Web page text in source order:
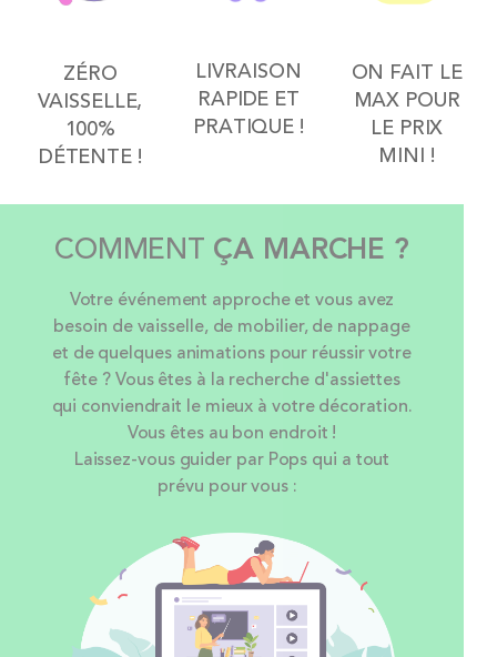
ZÉRO
VAISSELLE,
100%
DÉTENTE !
LIVRAISON
RAPIDE ET
PRATIQUE !
ON FAIT LE
MAX POUR
LE PRIX
MINI !
COMMENT ÇA MARCHE ?
Votre événement approche et vous avez
besoin de vaisselle, de mobilier, de nappage
et de quelques animations pour réussir votre
fête ? Vous êtes à la recherche d'assiettes
qui conviendrait le mieux à votre décoration.
Vous êtes au bon endroit !
Laissez-vous guider par Pops qui a tout
prévu pour vous :